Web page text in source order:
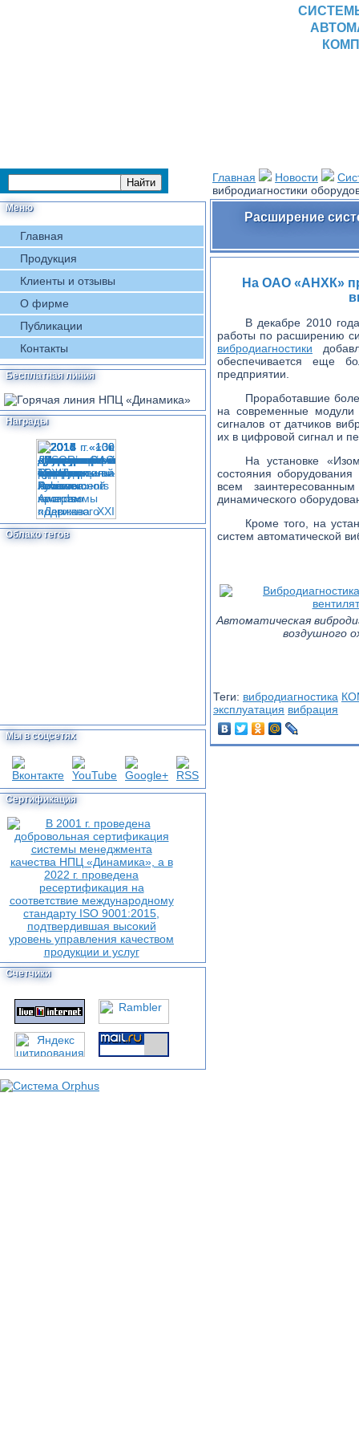
Меню
Главная
Продукция
Клиенты и отзывы
О фирме
Публикации
Контакты
Бесплатная линия
Награды
Облако тегов
Мы в соцсетях
Сертификация
Счетчики
Главная Новости
вибродиагностики
Расширение
На ОАО «АНХК»
В декабре 2010
работы по расширению
вибродиагностики
обеспечивается еще
предприятии.
Проработавшие
на современные
сигналов от датчиков
их в цифровой сигнал и
На установке
состояния
всем
динамического
Кроме того, на
систем автоматической
Автоматическая
воздушного
Теги: вибродиагностика
эксплуатация вибрация